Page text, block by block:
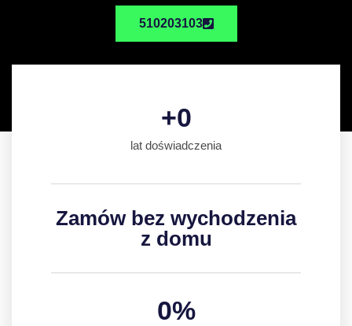
510203103
lat doświadczenia
+0
Zamów bez wychodzenia
z domu
0%